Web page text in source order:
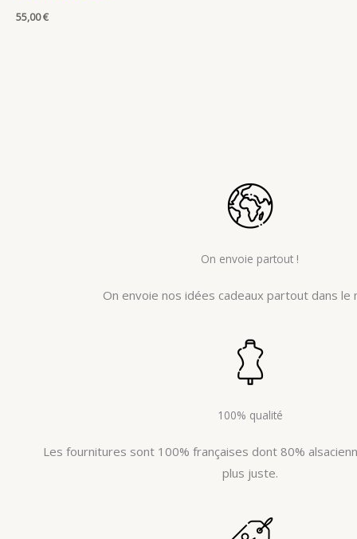
55,00€
On envoie partout !
On envoie nos idées cadeaux partout dans le
100% qualité
Les fournitures sont 100% françaises dont 80%
plus juste.